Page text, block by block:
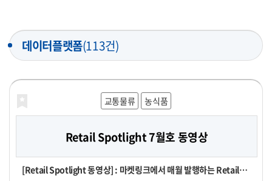
데이터플랫폼(113건)
교통물류 농식품
Retail Spotlight 7월호 동영상
[Retail Spotlight 동영상] : 마켓링크에서 매월 발행하는 Retail